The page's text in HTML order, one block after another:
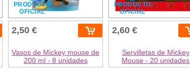
PRODUCTO
OFICIAL
2,50 €
Vasos de Mickey mouse de
200 ml - 8 unidades
PRODUCTO
OFICIAL
2,60 €
Servilletas de Mickey
Mouse - 20 unidades